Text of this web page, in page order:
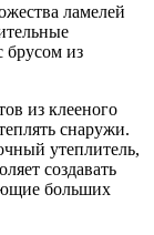
ламелей
брусом из
из клееного
снаружи.
утеплитель,
создавать
больших